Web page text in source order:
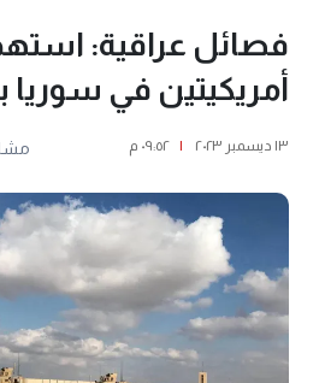
فصائل عراقية:
أمريكيتين في سوريا
١٣ ديسمبر ٢٠٢٣ | ٠٩:٥٢ م